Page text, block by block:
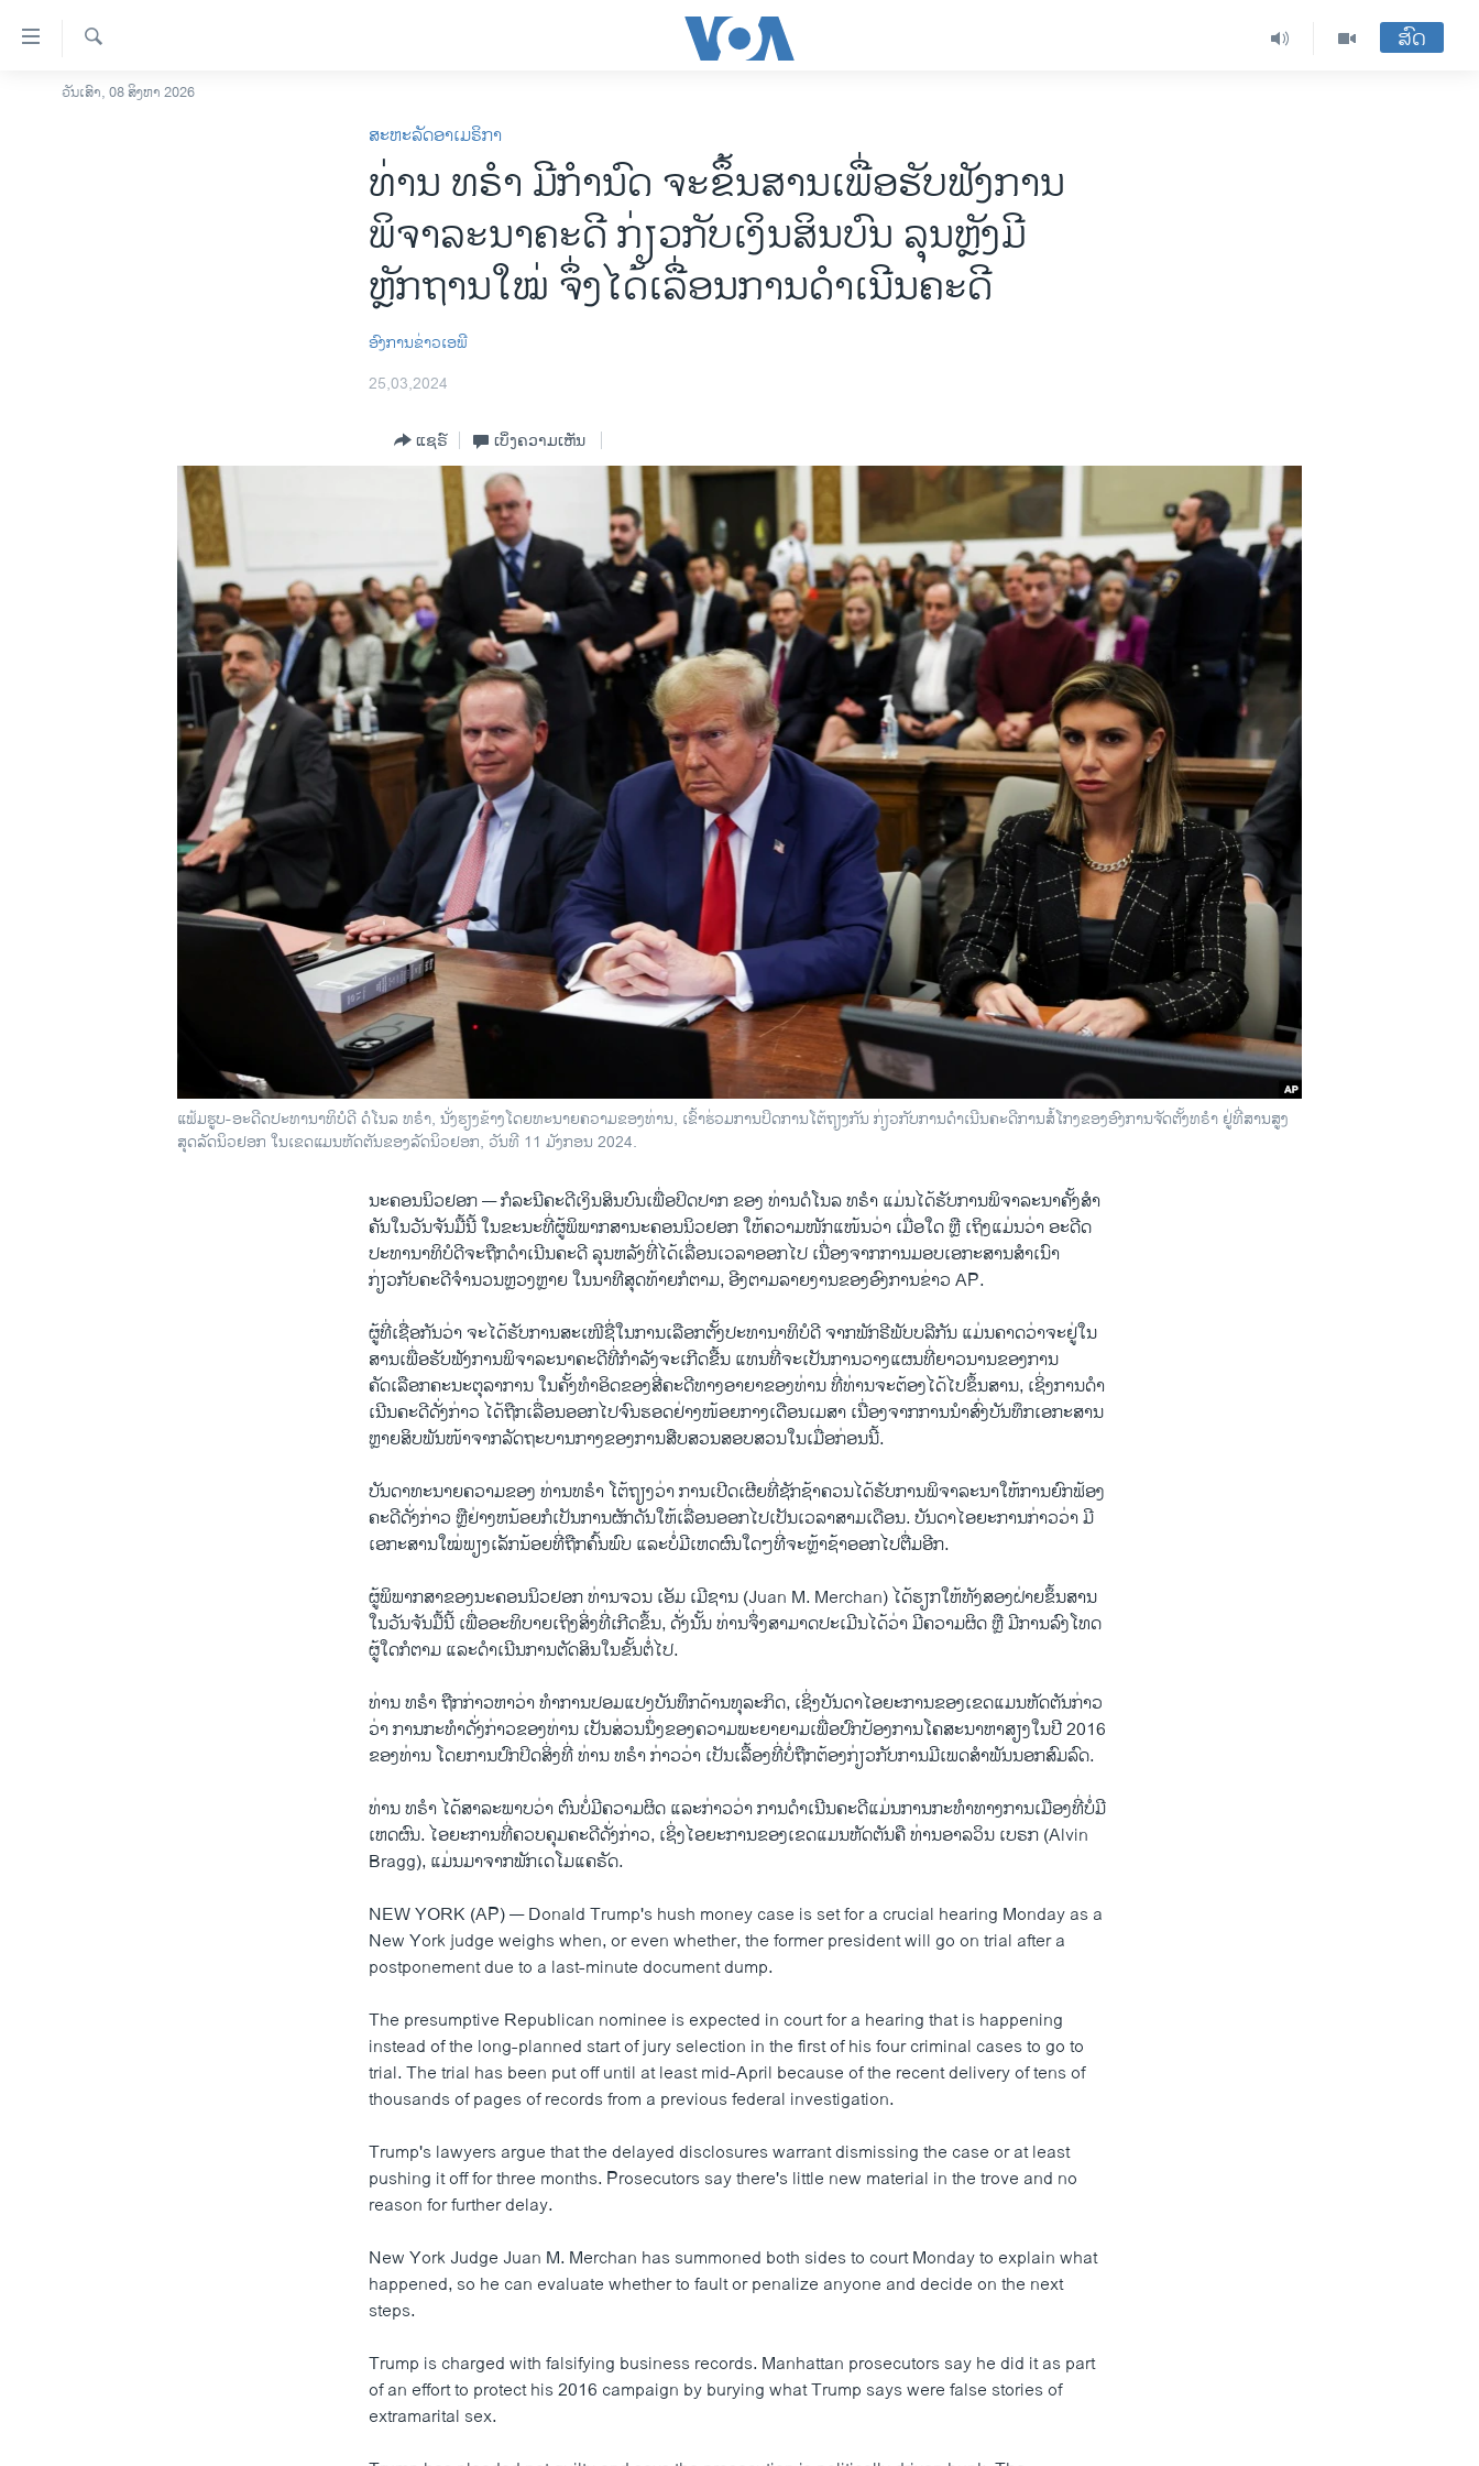
ລິ້ງ
ສຳຫລັບ
ໂຮມເພຈ
ວິທະຍາສາດ-ເທັກໂນໂລຈີ
ຄົ້ນຫາ
ສົດ
ວັນເສົາ, 08 ສິງຫາ 2026
ສະຫະລັດອາເມຣິກາ
ທ່ານ ທຣໍາ ມີກໍານົດ ຈະຂຶ້ນສານເພື່ອຮັບຟັງການ
ພິຈາລະນາຄະດີ ກ່ຽວກັບເງິນສິນບົນ ລຸນຫຼັງມີ
ຫຼັກຖານໃໝ່ ຈຶ່ງໄດ້ເລື່ອນການດໍາເນີນຄະດີ
ອົງການຂ່າວເອພີ
25,03,2024
ແຊຣ໌ ເບິ່ງຄວາມເຫັນ
ແຟ້ມຮູບ-ອະດີດປະທານາທິບໍດີ ດໍໂນລ ທຣໍາ, ນັ່ງຮຽງຂ້າງໂດຍທະນາຍຄວາມຂອງທ່ານ, ເຂົ້າຮ່ວມການປິດການໂຕ້ຖຽງກັນ ກ່ຽວກັບການດໍາເນີນຄະດີການສໍ້ໂກງຂອງອົງການຈັດຕັ້ງທຣໍາ ຢູ່ທີ່ສານສູງ
ສຸດລັດນິວຢອກ ໃນເຂດແມນຫັດຕັນຂອງລັດນິວຢອກ, ວັນທີ 11 ມັງກອນ 2024.
ນະຄອນນິວຢອກ —ກໍລະນີຄະດີ​ເງິນ​ສິນບົນເພື່ອປິດປາກ ​ຂອງ​ ທ່ານດໍໂນລ ທຣໍາ ​ແມ່ນ​ໄດ້​ຮັບການພິຈາລະນາຄັ້ງສໍາ
ຄັນໃນ​ວັນ​ຈັນ​ມື້​ນີ້ ​ໃນ​ຂະນະ​ທີ່​ຜູ້​ພິພາກສາ​ນະຄອນນິວຢອກ ​ໃຫ້​ຄວາມ​ໜັກ​ແໜ້ນ​ວ່າ ​ເມື່ອ​ໃດ ຫຼື​ ເຖິງ​ແມ່ນ​ວ່າ ອະດີດ​
ປະທານາທິບໍດີຈະຖືກດຳເນີນ​ຄະດີ ລຸນຫລັງທີ່ໄດ້​ເລື່ອນ​ເວລາ​ອອກໄປ​ ເນື່ອງຈາກ​ການມອບເອກະສານ​ສຳເນົາ
ກ່ຽວກັບຄະດີຈຳນວນຫຼວງຫຼາຍ ໃນ​ນາທີ​ສຸດ​ທ້າຍກໍຕາມ, ອີງຕາມລາຍງານຂອງອົງການຂ່າວ AP.
ຜູ້ທີ່ເຊື່ອກັນວ່າ ຈະໄດ້ຮັບການສະເໜີຊື່ໃນການເລືອກຕັ້ງປະທານາທິບໍດີ ຈາກພັກຣີພັບບລີກັນ ແມ່ນຄາດວ່າຈະຢູ່ໃນ
ສານເພື່ອຮັບຟັງການພິຈາລະນາຄະດີທີ່ກໍາລັງຈະເກີດຂື້ນ ແທນທີ່ຈະເປັນການວາງແຜນທີ່ຍາວນານຂອງການ
ຄັດເລືອກຄະນະຕຸລາການ ໃນຄັ້ງທໍາອິດຂອງສີ່ຄະດີທາງອາຍາຂອງທ່ານ ທີ່ທ່ານຈະຕ້ອງໄດ້ໄປຂຶ້ນສານ, ເຊິ່ງການດໍາ
ເນີນຄະດີດັ່ງກ່າວ ​ໄດ້​ຖືກ​ເລື່ອນອອກໄປ​ຈົນ​ຮອດ​ຢ່າງໜ້ອຍກາງ​ເດືອນ​ເມ​ສາ ​ເນື່ອງ​ຈາກ​ການນຳ​ສົ່ງ​ບັນ​ທຶກ​ເອກະສານ
ຫຼາຍ​ສິບ​ພັນ​ໜ້າ​ຈາກລັດ​ຖະ​ບານ​ກາງຂອງ​ການ​ສືບ​ສວນ​ສອບສວນໃນ​ເມື່ອກ່ອນນີ້.
ບັນດາທະນາຍຄວາມຂອງ ທ່ານທຣໍາ ໂຕ້ຖຽງວ່າ ການເປີດເຜີຍທີ່ຊັກຊ້າຄວນໄດ້ຮັບການພິຈາລະນາໃຫ້ການຍົກຟ້ອງ
ຄະດີດັ່ງກ່າວ ຫຼືຢ່າງຫນ້ອຍກໍເປັນການຜັກດັນໃຫ້ເລື່ອນອອກໄປເປັນເວລາສາມເດືອນ. ບັນດາໄອຍະການກ່າວວ່າ ມີ
ເອກະສານໃໝ່ພຽງເລັກນ້ອຍທີ່ຖືກຄົ້ນພົບ ແລະບໍ່ມີເຫດຜົນໃດໆທີ່ຈະຫຼ້າຊ້າອອກໄປຕື່ມອີກ.
ຜູ້ພິພາກສາຂອງນະຄອນນິວຢອກ ທ່ານຈວນ ເອັມ ເມີຊານ (Juan M. Merchan) ໄດ້ຮຽກໃຫ້ທັງສອງຝ່າຍຂຶ້ນສານ
ໃນວັນຈັນມື້ນີ້ ເພື່ອອະທິບາຍເຖິງສິ່ງທີ່ເກີດຂຶ້ນ, ດັ່ງນັ້ນ ທ່ານຈຶ່ງສາມາດປະເມີນໄດ້ວ່າ ມີຄວາມຜິດ ຫຼື ມີການລົງໂທດ
ຜູ້ໃດກໍຕາມ ແລະດໍາເນີນການຕັດສິນໃນຂັ້ນຕໍ່ໄປ.
ທ່ານ ທຣໍາ ຖືກກ່າວຫາວ່າ ທໍາການປອມແປງບັນທຶກດ້ານທຸລະກິດ, ເຊິ່ງບັນດາໄອຍະການຂອງເຂດແມນຫັດຕັນກ່າວ
ວ່າ ການກະທໍາດັ່ງກ່າວຂອງທ່ານ ເປັນສ່ວນນຶ່ງຂອງຄວາມພະຍາຍາມເພື່ອປົກປ້ອງການໂຄສະນາຫາສຽງໃນປີ 2016
ຂອງທ່ານ ໂດຍການປົກປິດສິ່ງທີ່ ທ່ານ ທຣໍາ ກ່າວວ່າ ເປັນເລື້ອງທີ່ບໍ່ຖືກຕ້ອງກ່ຽວກັບການມີເພດສໍາພັນນອກສົມລົດ.
ທ່ານ ທ​ຣຳ ໄດ້ສາລະພາບ​ວ່າ ຕົນ​ບໍ່​ມີ​ຄວາມ​ຜິດ ແລະ​ກ່າວ​ວ່າ ການ​ດຳ​ເນີນ​ຄະ​ດີ​ແມ່ນ​ການກະທໍາທາງການເມືອງທີ່ບໍ່ມີ
ເຫດຜົນ. ໄອ​ຍະ​ການ​ທີ່​ຄວບ​ຄຸມ​ຄະ​ດີ​ດັ່ງ​ກ່າວ, ເຊິ່ງໄອ​ຍະ​ການຂອງ​ເຂດແມນຫັດຕັນຄື ທ່ານອາລວິນ ເບຣກ (Alvin
Bragg), ແມ່ນ​ມາຈາກພັກ​ເດ​ໂມ​ແຄ​ຣັດ.
NEW YORK (AP) — Donald Trump's hush money case is set for a crucial hearing Monday as a
New York judge weighs when, or even whether, the former president will go on trial after a
postponement due to a last-minute document dump.
The presumptive Republican nominee is expected in court for a hearing that is happening
instead of the long-planned start of jury selection in the first of his four criminal cases to go to
trial. The trial has been put off until at least mid-April because of the recent delivery of tens of
thousands of pages of records from a previous federal investigation.
Trump's lawyers argue that the delayed disclosures warrant dismissing the case or at least
pushing it off for three months. Prosecutors say there's little new material in the trove and no
reason for further delay.
New York Judge Juan M. Merchan has summoned both sides to court Monday to explain what
happened, so he can evaluate whether to fault or penalize anyone and decide on the next
steps.
Trump is charged with falsifying business records. Manhattan prosecutors say he did it as part
of an effort to protect his 2016 campaign by burying what Trump says were false stories of
extramarital sex.